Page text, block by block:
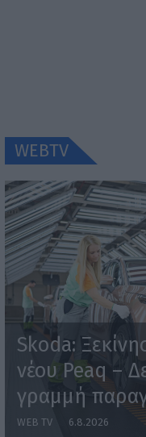
WEBTV
Skoda:
νέου Peaq –
γραμμή
WEB TV 6.8.2026